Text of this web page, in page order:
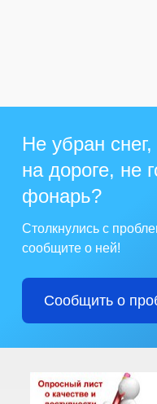
Не убран
на дороге, не
фонарь?
Столкнулись с
сообщите о ней!
Сообщить о